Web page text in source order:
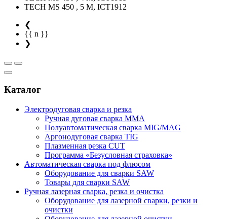
TECH MS 450 , 5 М, ICT1912
❮
{{ n }}
❯
Каталог
Электродуговая сварка и резка
Ручная дуговая сварка MMA
Полуавтоматическая сварка MIG/MAG
Аргонодуговая сварка TIG
Плазменная резка CUT
Программа «Безусловная страховка»
Автоматическая сварка под флюсом
Оборудование для сварки SAW
Товары для сварки SAW
Ручная лазерная сварка, резка и очистка
Оборудование для лазерной сварки, резки и
очистки